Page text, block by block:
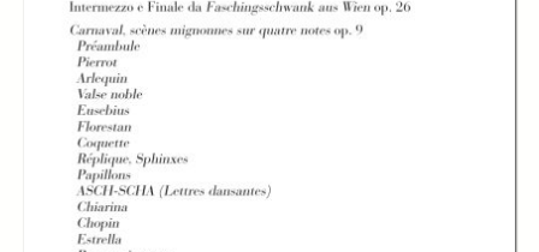
Libretto di sala - 2023 - IL PIANOFORTE DI SCHUMANN
IL PIANOFORTE DI